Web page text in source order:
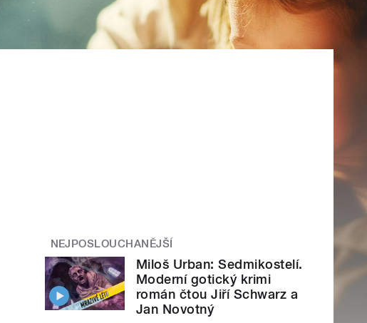
NEJPOSLOUCHANĚJŠÍ
Miloš Urban: Sedmikostelí.
Moderní gotický krimi
román čtou Jiří Schwarz a
Jan Novotný